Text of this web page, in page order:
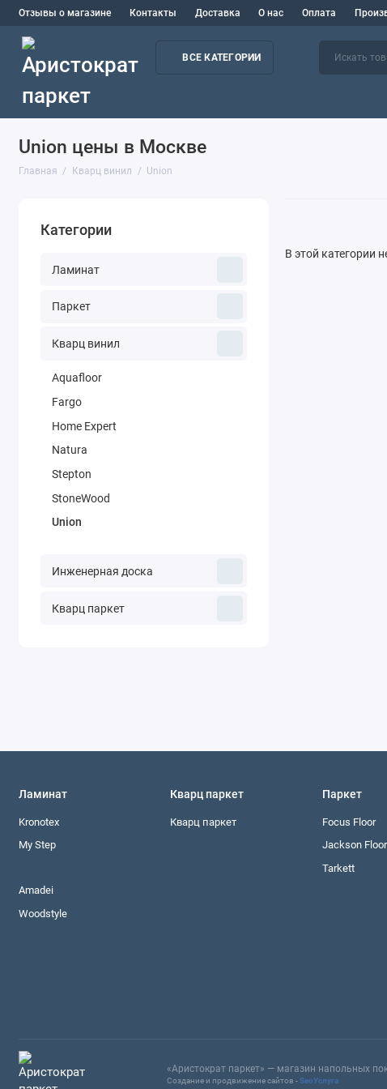
Отзывы о магазине Контакты Доставка О нас Оплата
ВСЕ КАТЕГОРИИ
Union цены в Москве
Главная Кварц винил Union
Категории
Ламинат
Паркет
Кварц винил
Aquafloor
Fargo
Home Expert
Natura
Stepton
StoneWood
Union
Инженерная доска
Кварц паркет
В этой категории
Ламинат
Kronotex
My Step
Amadei
Woodstyle
Кварц паркет
Кварц паркет
Паркет
Focus Floor
Jackson
Tarkett
«Аристократ паркет» — магазин напольных
Создание и продвижение сайтов -SeoУслуга